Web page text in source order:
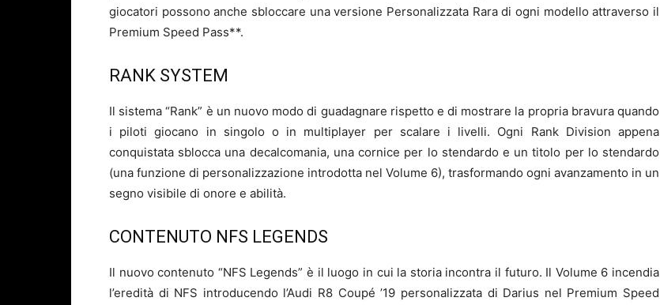
giocatori possono anche sbloccare una versione Personalizzata Rara di ogni modello attraverso il
Premium Speed Pass**.
RANK SYSTEM
Il sistema “Rank” è un nuovo modo di guadagnare rispetto e di mostrare la propria bravura quando
i piloti giocano in singolo o in multiplayer per scalare i livelli. Ogni Rank Division appena
conquistata sblocca una decalcomania, una cornice per lo stendardo e un titolo per lo stendardo
(una funzione di personalizzazione introdotta nel Volume 6), trasformando ogni avanzamento in un
segno visibile di onore e abilità.
CONTENUTO NFS LEGENDS
Il nuovo contenuto “NFS Legends” è il luogo in cui la storia incontra il futuro. Il Volume 6 incendia
l’eredità di NFS introducendo l’Audi R8 Coupé ’19 personalizzata di Darius nel Premium Speed